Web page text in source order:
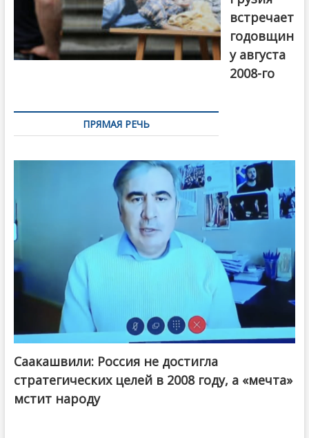
встречает
годовщин
у августа
2008-го
ПРЯМАЯ РЕЧЬ
Саакашвили: Россия не достигла
стратегических целей в 2008 году, а «мечта»
мстит народу